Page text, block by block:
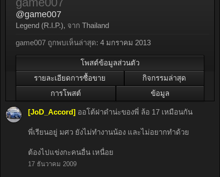
@game007
Legend (R.I.P.), จาก Thailand
game007 ถูกพบเห็นล่าสุด: 4 มกราคม 2013
โพสต์ข้อมูลส่วนตัว
รายละเอียดการซื้อขาย
กิจกรรมล่าสุด
การโพสต์
ข้อมูล
[JoD_Accord] ออโต้ฝาดำน่ะของพี่ ล้อ 17 เหมือนกัน
พี่เรียนอยู่ มศว ยังไม่ทำงานน้อง และไม่อยากทำด้วย
ต้องไปแข่งกะคนอื่น เหนื่อย
17 ธันวาคม 2009